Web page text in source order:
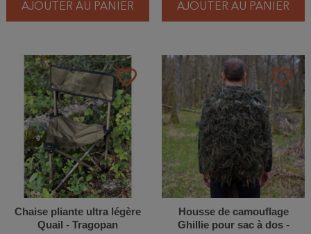
AJOUTER AU PANIER AJOUTER AU PANIER
favorite_border
Chaise pliante ultra légère
Quail - Tragopan
favorite_border
Housse de camouflage
Ghillie pour sac à dos -